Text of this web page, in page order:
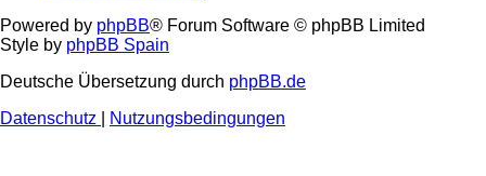
Powered by phpBB® Forum Software © phpBB Limited
Style by phpBB Spain
Deutsche Übersetzung durch phpBB.de
Datenschutz
Nutzungsbedingungen